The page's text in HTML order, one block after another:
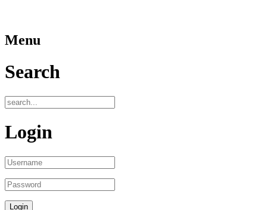
Menu
Search
Login